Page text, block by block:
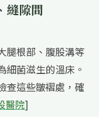
縫隙間
腿根部、腹股溝等
細菌滋生的溫床。
查這些皺褶處，確
醫院]